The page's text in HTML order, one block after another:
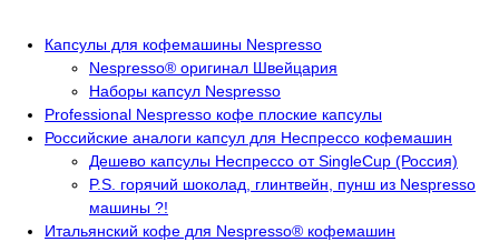
Капсулы для кофемашины Nespresso
Nespresso® оригинал Швейцария
Наборы капсул Nespresso
Professional Nespresso кофе плоские капсулы
Российские аналоги капсул для Неспрессо кофемашин
Дешево капсулы Неспрессо от SingleCup (Россия)
P.S. горячий шоколад, глинтвейн, пунш из Nespresso
машины ?!
Итальянский кофе для Nespresso® кофемашин